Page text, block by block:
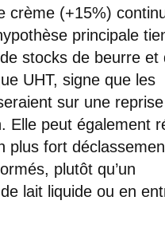
crème (+15%)
principale
stocks de beurre et
UHT, signe que les
sur une
Elle peut également
plus fort
plutôt qu’un
lait liquide ou en